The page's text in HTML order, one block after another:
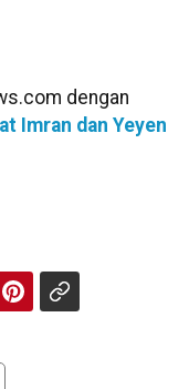
dengan
Imran dan Yeyen